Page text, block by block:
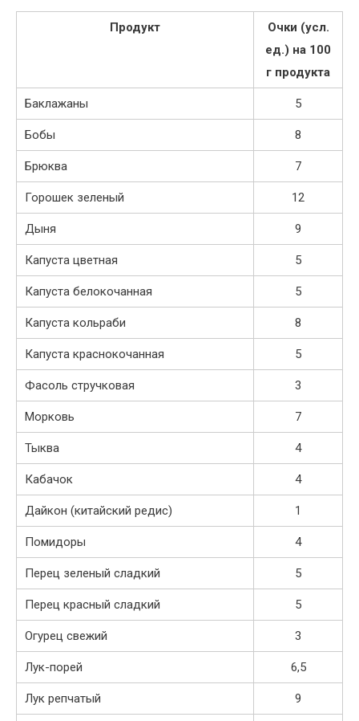
Продукт
Очки (усл.
ед.) на 100
г продукта
Баклажаны 5
Бобы 8
Брюква 7
Горошек зеленый 12
Дыня 9
Капуста цветная 5
Капуста белокочанная 5
Капуста кольраби 8
Капуста краснокочанная 5
Фасоль стручковая 3
Морковь 7
Тыква 4
Кабачок 4
Дайкон (китайский редис) 1
Помидоры 4
Перец зеленый сладкий 5
Перец красный сладкий 5
Огурец свежий 3
Лук-порей 6,5
Лук репчатый 9